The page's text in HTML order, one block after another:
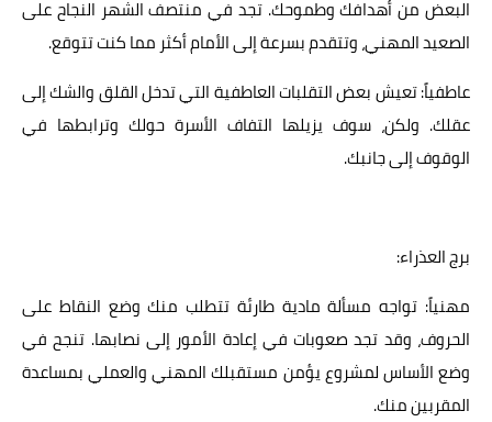
البعض من أهدافك وطموحك. تجد في منتصف الشهر النجاح على
الصعيد المهني، وتتقدم بسرعة إلى الأمام أكثر مما كنت تتوقع.
عاطفياً: تعيش بعض التقلبات العاطفية التي تدخل القلق والشك إلى
عقلك. ولكن، سوف يزيلها التفاف الأسرة حولك وترابطها في
الوقوف إلى جانبك.
برج العذراء:
مهنياً: تواجه مسألة مادية طارئة تتطلب منك وضع النقاط على
الحروف، وقد تجد صعوبات في إعادة الأمور إلى نصابها. تنجح في
وضع الأساس لمشروع يؤمن مستقبلك المهني والعملي بمساعدة
المقربين منك.